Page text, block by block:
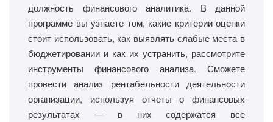
должность финансового аналитика. В данной
программе вы узнаете том, какие критерии оценки
стоит использовать, как выявлять слабые места в
бюджетировании и как их устранить, рассмотрите
инструменты финансового анализа. Сможете
провести анализ рентабельности деятельности
организации, используя отчеты о финансовых
результатах — в них содержатся все